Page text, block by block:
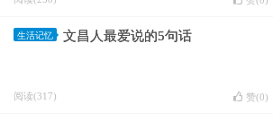
生活记忆 文昌人最爱说的5句话
阅读(317) 赞(0)